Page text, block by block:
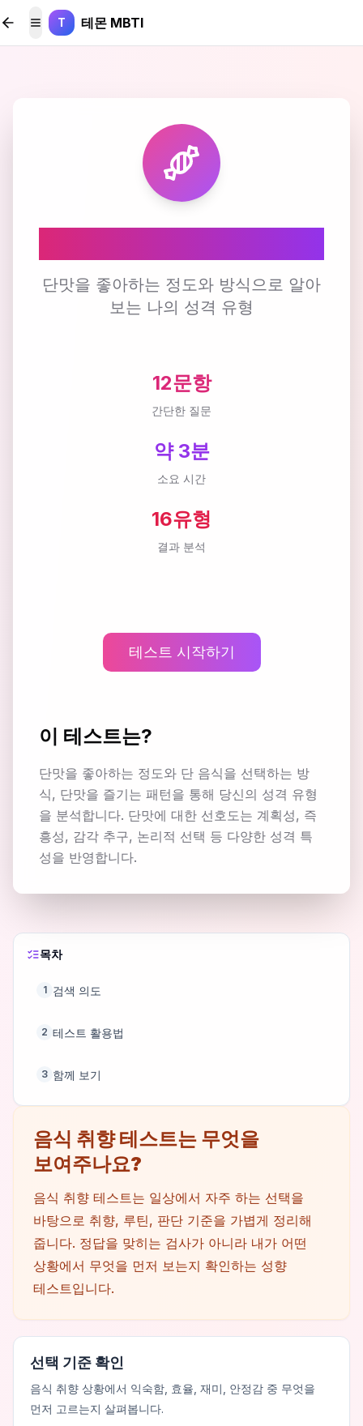
본문 바로가기
메뉴 토글
T 테몬 MBTI
단맛을 좋아하는 정도와 방식으로 알아
보는 나의 성격 유형
12문항
간단한 질문
약 3분
소요 시간
16유형
결과 분석
테스트 시작하기
이 테스트는?
단맛을 좋아하는 정도와 단 음식을 선택하는 방
식, 단맛을 즐기는 패턴을 통해 당신의 성격 유형
을 분석합니다. 단맛에 대한 선호도는 계획성, 즉
흥성, 감각 추구, 논리적 선택 등 다양한 성격 특
성을 반영합니다.
목차
1 검색 의도
2 테스트 활용법
3 함께 보기
음식 취향 테스트는 무엇을
보여주나요?
음식 취향 테스트는 일상에서 자주 하는 선택을
바탕으로 취향, 루틴, 판단 기준을 가볍게 정리해
줍니다. 정답을 맞히는 검사가 아니라 내가 어떤
상황에서 무엇을 먼저 보는지 확인하는 성향
테스트입니다.
선택 기준 확인
음식 취향 상황에서 익숙함, 효율, 재미, 안정감 중 무엇을
먼저 고르는지 살펴봅니다.